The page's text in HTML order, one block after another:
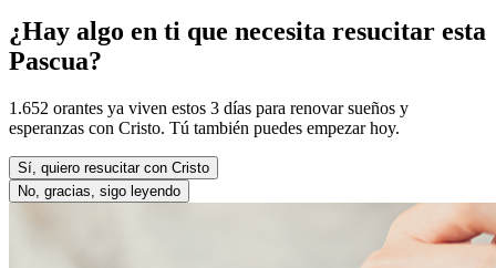
¿Hay algo en ti que necesita resucitar esta
Pascua?
1.652 orantes ya viven estos 3 días para renovar sueños y
esperanzas con Cristo. Tú también puedes empezar hoy.
Sí, quiero resucitar con Cristo
No, gracias, sigo leyendo